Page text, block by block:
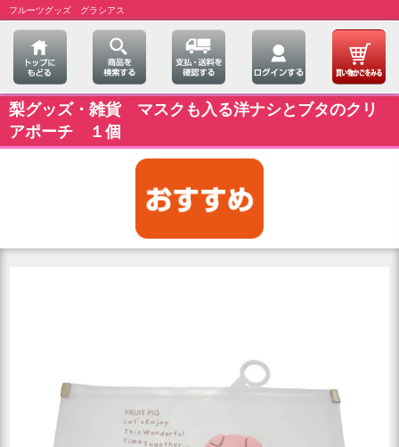
フルーツグッズ グラシアス
梨グッズ・雑貨 マスクも入る洋ナシとブタのクリ
アポーチ １個